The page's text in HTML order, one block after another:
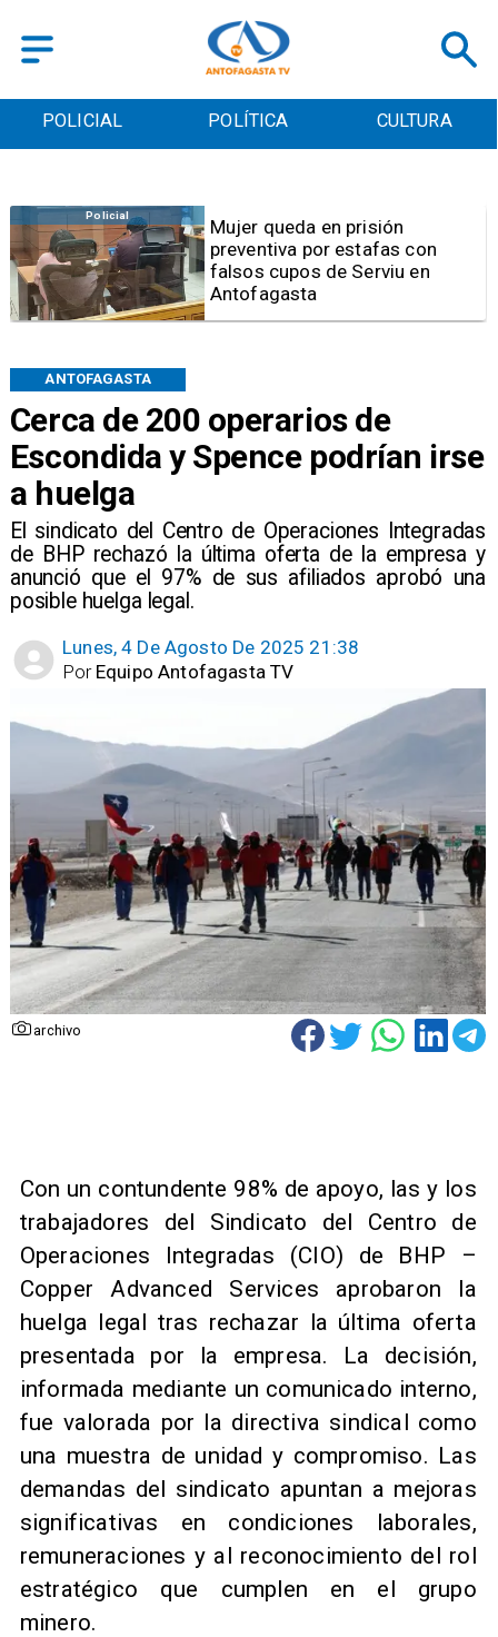
POLICIAL POLÍTICA CULTURA
Cerca de 200 operarios de
Escondida y Spence podrían irse
a huelga
​El sindicato del Centro de Operaciones Integradas
de BHP rechazó la última oferta de la empresa y
anunció que el 97% de sus afiliados aprobó una
posible huelga legal.
ANTOFAGASTA
Lunes, 4 De Agosto De 2025 21:38
Equipo Antofagasta TV
Por
archivo
Policial
Mujer queda en prisión
preventiva por estafas con
falsos cupos de Serviu en
Antofagasta
Con un contundente 98% de apoyo, las y los
trabajadores del Sindicato del Centro de
Operaciones Integradas (CIO) de BHP –
Copper Advanced Services aprobaron la
huelga legal tras rechazar la última oferta
presentada por la empresa. La decisión,
informada mediante un comunicado interno,
fue valorada por la directiva sindical como
una muestra de unidad y compromiso. Las
demandas del sindicato apuntan a mejoras
significativas en condiciones laborales,
remuneraciones y al reconocimiento del rol
estratégico que cumplen en el grupo
minero.